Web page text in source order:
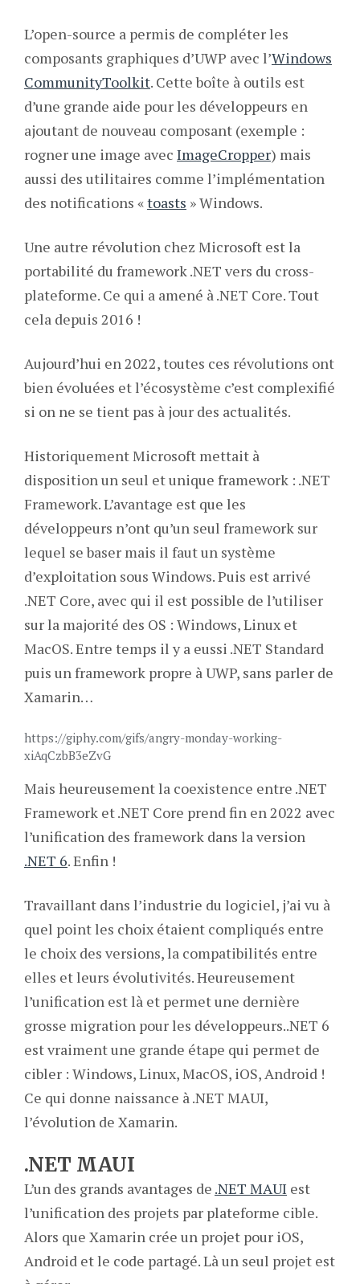
L’open-source a permis de compléter les
composants graphiques d’UWP avec l’Windows
CommunityToolkit. Cette boîte à outils est
d’une grande aide pour les développeurs en
ajoutant de nouveau composant (exemple :
rogner une image avec ImageCropper) mais
aussi des utilitaires comme l’implémentation
des notifications «toasts » Windows.
Une autre révolution chez Microsoft est la
portabilité du framework .NET vers du cross-
plateforme. Ce qui a amené à .NET Core. Tout
cela depuis 2016 !
Aujourd’hui en 2022, toutes ces révolutions ont
bien évoluées et l’écosystème c’est complexifié
si on ne se tient pas à jour des actualités.
Historiquement Microsoft mettait à
disposition un seul et unique framework : .NET
Framework. L’avantage est que les
développeurs n’ont qu’un seul framework sur
lequel se baser mais il faut un système
d’exploitation sous Windows. Puis est arrivé
.NET Core, avec qui il est possible de l’utiliser
sur la majorité des OS : Windows, Linux et
MacOS. Entre temps il y a eussi .NET Standard
puis un framework propre à UWP, sans parler de
Xamarin…
https://giphy.com/gifs/angry-monday-working-
xiAqCzbB3eZvG
Mais heureusement la coexistence entre .NET
Framework et .NET Core prend fin en 2022 avec
l’unification des framework dans la version
.NET 6. Enfin !
Travaillant dans l’industrie du logiciel, j’ai vu à
quel point les choix étaient compliqués entre
le choix des versions, la compatibilités entre
elles et leurs évolutivités. Heureusement
l’unification est là et permet une dernière
grosse migration pour les développeurs..NET 6
est vraiment une grande étape qui permet de
cibler : Windows, Linux, MacOS, iOS, Android !
Ce qui donne naissance à .NET MAUI,
l’évolution de Xamarin.
.NET MAUI
L’un des grands avantages de .NET MAUI est
l’unification des projets par plateforme cible.
Alors que Xamarin crée un projet pour iOS,
Android et le code partagé. Là un seul projet est